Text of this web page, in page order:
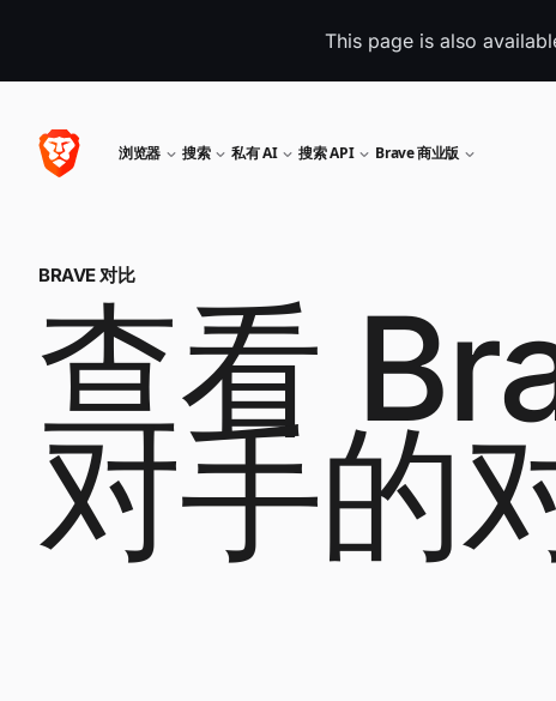
This page is also
浏览器 搜索 私有 AI 搜索 API Brave 商业版
BRAVE 对比
查看
对手的